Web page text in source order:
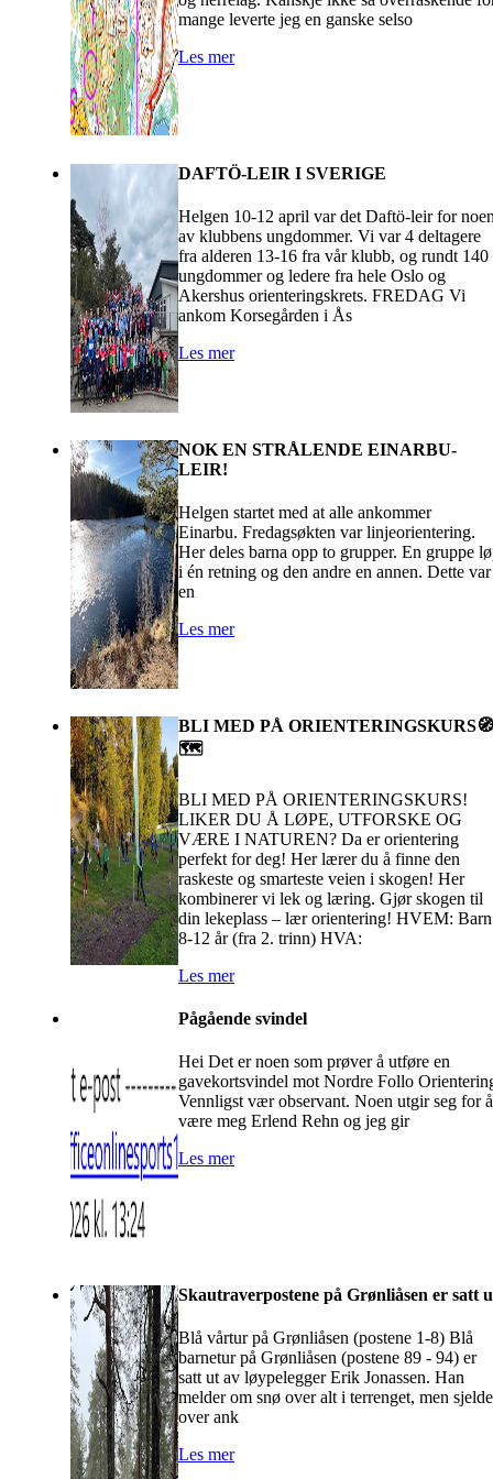
mange leverte jeg en ganske selso
Les mer
DAFTÖ-LEIR I SVERIGE
Helgen 10-12 april var det Daftö-leir for
av klubbens ungdommer. Vi var 4 deltagere
fra alderen 13-16 fra vår klubb, og rundt 140
ungdommer og ledere fra hele Oslo og
Akershus orienteringskrets. FREDAG Vi
ankom Korsegården i Ås
Les mer
NOK EN STRÅLENDE EINARBU-
LEIR!
Helgen startet med at alle ankommer
Einarbu. Fredagsøkten var linjeorientering.
Her deles barna opp to grupper. En gruppe
i én retning og den andre en annen. Dette var
en
Les mer
BLI MED PÅ ORIENTERINGSKURS🧭
🗺️
BLI MED PÅ ORIENTERINGSKURS!
LIKER DU Å LØPE, UTFORSKE OG
VÆRE I NATUREN? Da er orientering
perfekt for deg! Her lærer du å finne den
raskeste og smarteste veien i skogen! Her
kombinerer vi lek og læring. Gjør skogen til
din lekeplass – lær orientering! HVEM: Barn
8-12 år (fra 2. trinn) HVA:
Les mer
Pågående svindel
Hei Det er noen som prøver å utføre en
gavekortsvindel mot Nordre Follo
Vennligst vær observant. Noen utgir seg for å
være meg Erlend Rehn og jeg gir
Les mer
Skautraverpostene på Grønliåsen er satt
Blå vårtur på Grønliåsen (postene 1-8) Blå
barnetur på Grønliåsen (postene 89 - 94) er
satt ut av løypelegger Erik Jonassen. Han
melder om snø over alt i terrenget, men
over ank
Les mer